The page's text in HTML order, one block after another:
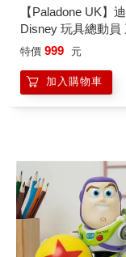
【Paladone UK】
Disney 玩具總動員
造型 ICON小夜燈
特價 999 元
加入購物車